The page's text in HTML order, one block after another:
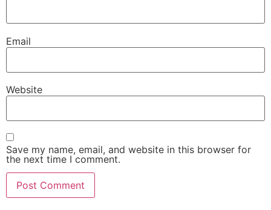
Email
Website
Save my name, email, and website in this browser for
the next time I comment.